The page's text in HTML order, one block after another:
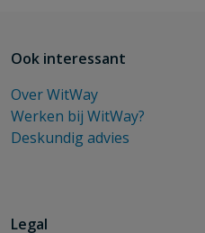
Ook interessant
Over WitWay
Werken bij WitWay?
Deskundig advies
Legal